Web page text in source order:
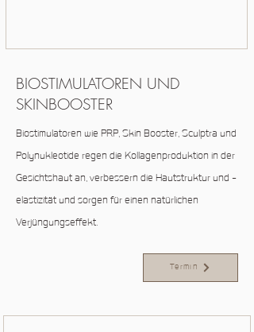
BIOSTIMULATOREN UND
SKINBOOSTER
Biostimulatoren wie PRP, Skin Booster, Sculptra und
Polynukleotide regen die Kollagenproduktion in der
Gesichtshaut an, verbessern die Hautstruktur und -
elastizität und sorgen für einen natürlichen
Verjüngungseffekt.
Termin